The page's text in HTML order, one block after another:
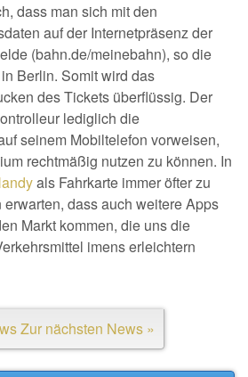
dass man sich mit den
auf der Internetpräsenz der
(bahn.de/meinebahn), so die
Berlin. Somit wird das
des Tickets überflüssig. Der
lediglich die
seinem Mobiltelefon vorweisen,
rechtmäßig nutzen zu können. In
als Fahrkarte immer öfter zu
dass auch weitere Apps
Markt kommen, die uns die
imens erleichtern
Zur nächsten News »